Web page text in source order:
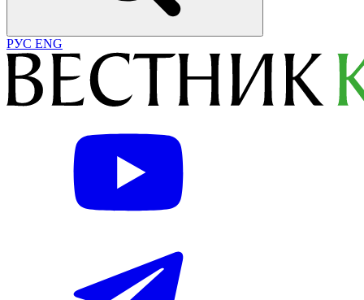
РУС ENG